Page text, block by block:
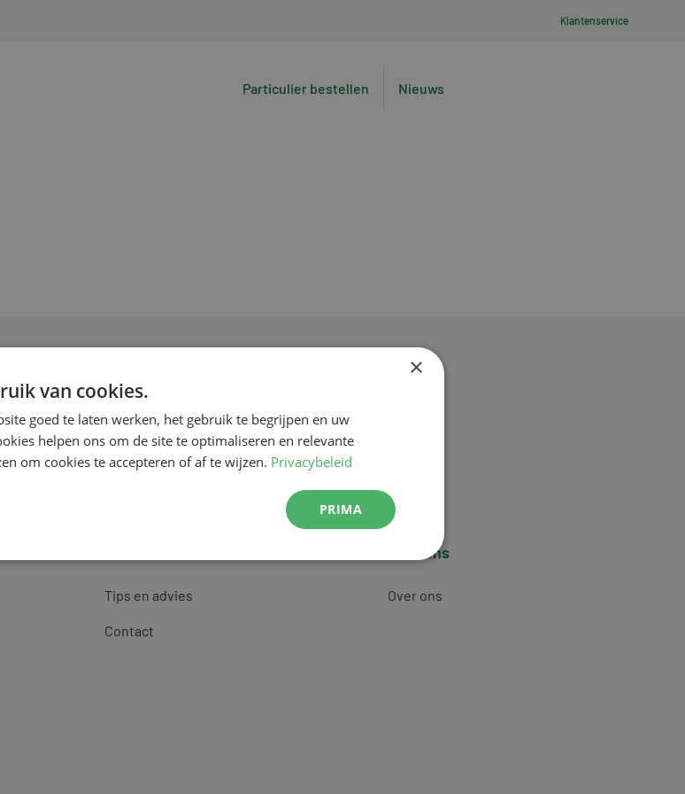
Klantenservice
Particulier bestellen Nieuws
Tips en advies
Contact
Over ons
Over ons
×
van cookies.
goed te laten werken, het gebruik te begrijpen en uw
helpen ons om de site te optimaliseren en relevante
om cookies te accepteren of af te wijzen. Privacybeleid
PRIMA